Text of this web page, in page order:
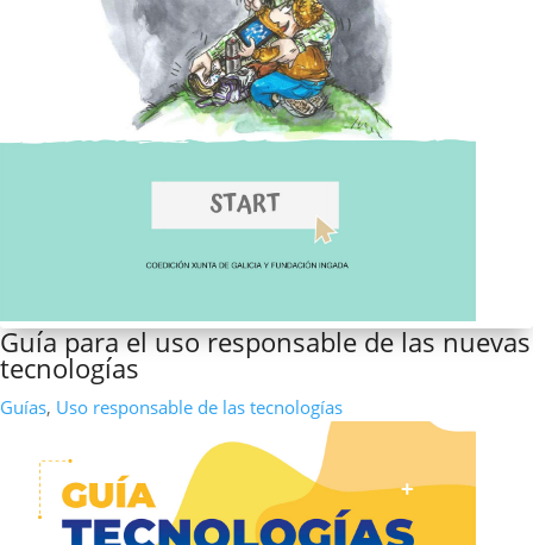
Guía para el uso responsable de las nuevas
tecnologías
Guías, Uso responsable de las tecnologías